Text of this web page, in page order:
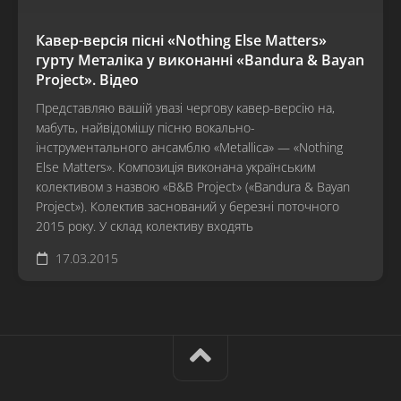
Кавер-версія пісні «Nothing Else Matters»
гурту Металіка у виконанні «Bandura & Bayan
Project». Відео
Представляю вашій увазі чергову кавер-версію на,
мабуть, найвідомішу пісню вокально-
інструментального ансамблю «Metallica» — «Nothing
Else Matters». Композиція виконана українським
колективом з назвою «B&B Project» («Bandura & Bayan
Project»). Колектив заснований у березні поточного
2015 року. У склад колективу входять
17.03.2015